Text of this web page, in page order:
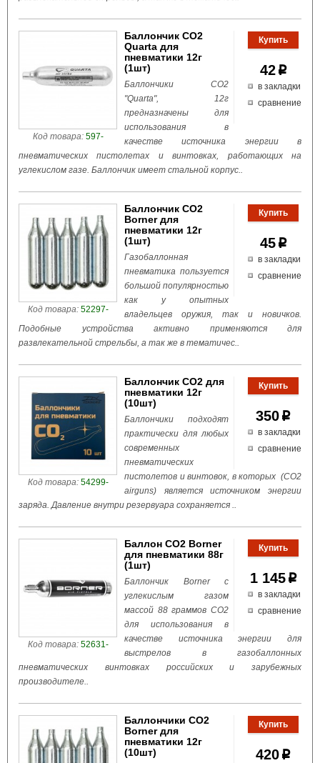
42 p
в закладки
сравнение
Код товара:597-
Баллончик СО2
Quarta для
пневматики 12г
(1шт)
Баллончики CO2
"Quarta", 12г
предназначены для
использования в
качестве источника энергии в
пневматических пистолетах и винтовках, работающих на
углекислом газе. Баллончик имеет стальной корпус..
45p
в закладки
сравнение
Код товара:52297-
Баллончик СО2
Borner для
пневматики 12г
(1шт)
Газобаллонная
пневматика пользуется
большой популярностью
как у опытных
владельцев оружия, так и новичков.
Подобные устройства активно применяются для
развлекательной стрельбы, а так же в тематичес..
350 p
в закладки
сравнение
Код товара:54299-
Баллончик СО2 для
пневматики 12г
(10шт)
Баллончики подходят
практически для любых
современных
пневматических
пистолетов и винтовок, в которых (CO2
airguns) является источником энергии
заряда. Давление внутри резервуара сохраняется ..
1 145p
в закладки
сравнение
Код товара:52631-
Баллон СО2 Borner
для пневматики 88г
(1шт)
Баллончик Borner с
углекислым газом
массой 88 граммов CO2
для использования в
качестве источника энергии для
выстрелов в газобаллонных
пневматических винтовках российских и зарубежных
производителе..
420 p
Баллончики СО2
Borner для
пневматики 12г
(10шт)